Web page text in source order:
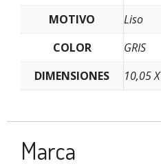
MOTIVO
Liso
COLOR
GRIS
DIMENSIONES
10,05
Marca